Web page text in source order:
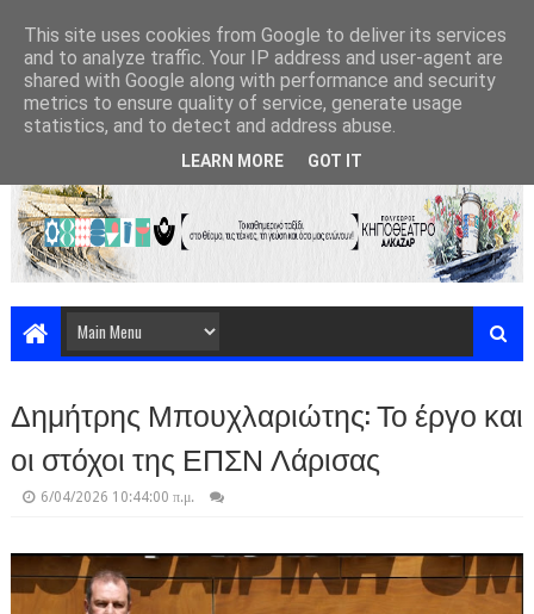
Δημήτρης Μπουχλαριώτης: Το έργο και
οι στόχοι της ΕΠΣΝ Λάρισας
6/04/2026 10:44:00 π.μ.
This site uses cookies from Google to deliver its services
and to analyze traffic. Your IP address and user-agent are
shared with Google along with performance and security
metrics to ensure quality of service, generate usage
statistics, and to detect and address abuse.
LEARN MORE GOT IT